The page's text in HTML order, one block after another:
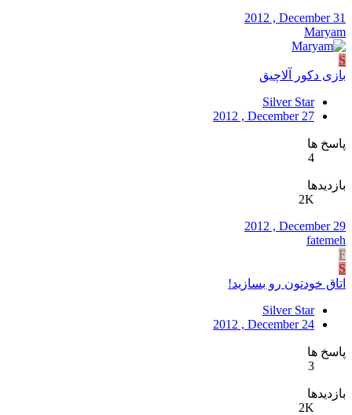
2012 , December 31
Maryam
S
بازی دکور آلاچیق
Silver Star
2012 , December 27
پاسخ ها
4
بازدیدها
2K
2012 , December 29
fatemeh
F
S
اتاق خودتون رو بسازید!
Silver Star
2012 , December 24
پاسخ ها
3
بازدیدها
2K